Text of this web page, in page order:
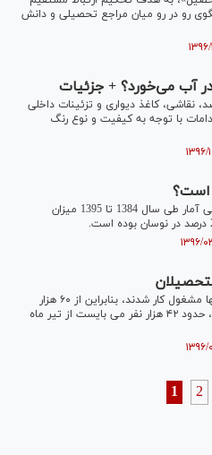
رو در رو ميان مراجع تحصيلی و دانش
آب می‌خورد؟ + جزئیات
نقاشی، کاغذ دیواری و تزئینات داخلی
با توجه به کیفیت و نوع رنگ
است؟
طبق آمار منتشر شده از سوی مرکز ملی آمار طی سال 1384 تا 1395 میزان
در طرح آزمایشی کارورزی ۷۰ درصد آنها مشغول کار شدند، بنابراین از ۶۰ هزار
نفری که در این سامانه ثبت نام کردند، حدود ۴۲ هزار نفر می بایست از تیر ماه
1 2